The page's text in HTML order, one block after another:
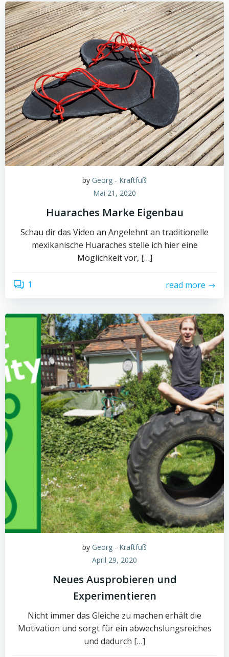
by Georg - Kraftfuß
Mai 21, 2020
Huaraches Marke Eigenbau
Schau dir das Video an Angelehnt an traditionelle
mexikanische Huaraches stelle ich hier eine
Möglichkeit vor, […]
1 read more
by Georg - Kraftfuß
April 29, 2020
Neues Ausprobieren und
Experimentieren
Nicht immer das Gleiche zu machen erhält die
Motivation und sorgt für ein abwechslungsreiches
und dadurch […]